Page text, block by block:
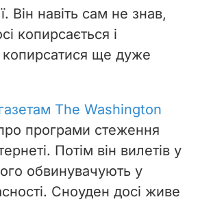
Він навіть сам не знав,
копирсається і
ще дуже
The Washington
програми стеження
Потім він вилетів у
обвинувачують у
Сноуден досі живе